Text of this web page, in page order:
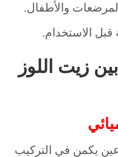
والأطفال.
الاستخدام.
زيت اللوز
يكمن في التركيب